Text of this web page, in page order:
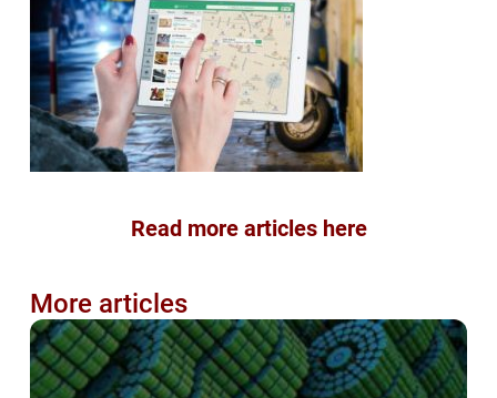
Read more articles here
More articles